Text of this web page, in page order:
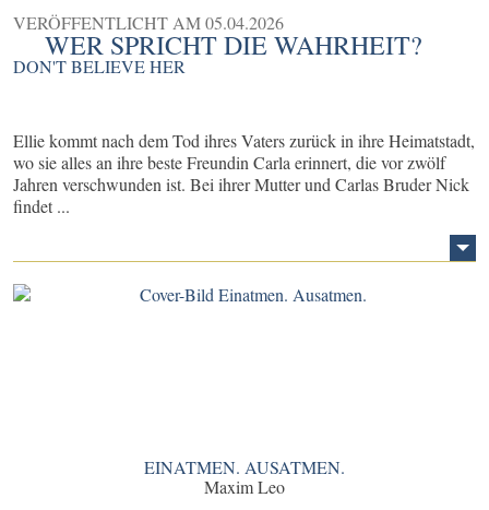
VERÖFFENTLICHT AM05.04.2026
WER SPRICHT DIE WAHRHEIT?
DON'T BELIEVE HER
Ellie kommt nach dem Tod ihres Vaters zurück in ihre Heimatstadt,
wo sie alles an ihre beste Freundin Carla erinnert, die vor zwölf
Jahren verschwunden ist. Bei ihrer Mutter und Carlas Bruder Nick
findet ...
EINATMEN. AUSATMEN.
Maxim Leo